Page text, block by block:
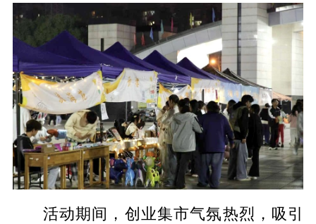
活动期间，创业集市气氛热烈，吸引